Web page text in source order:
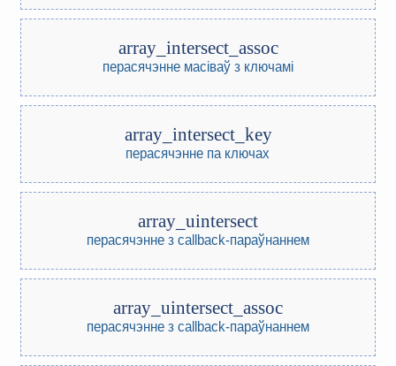
array_intersect_assoc
перасячэнне масіваў з ключамі
array_intersect_key
перасячэнне па ключах
array_uintersect
перасячэнне з callback-параўнаннем
array_uintersect_assoc
перасячэнне з callback-параўнаннем